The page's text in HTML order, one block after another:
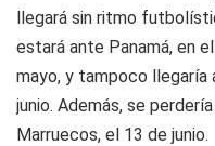
llegará sin ritmo
estará ante Panamá, en
mayo, y tampoco llegaría
junio. Además, se
Marruecos, el 13 de junio.